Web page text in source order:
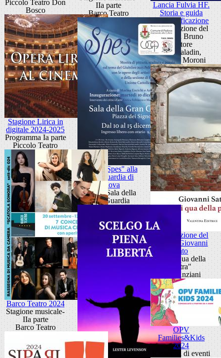
IIa parte
Barco Teatro
Piccolo Teatro Don
Bosco
Lancia Fulvia HF.
Storia e guida
all’identificazione
Presentazione del
libro di Bruno
Vettore
Sala Paladin,
Palazzo Moroni
Stagione Lirica in
digitale 2024-2025
Programma Ia parte
Piccolo Teatro
Mostra "Spes" alla
Gran Guardia di
Padova
Padova-Sala della
Gran Guardia
Presentazione del
libro di Giovanni
Sato
"Al di qua della
pietra"
Sala Anziani
Barco Teatro 2024
Stagione musicale-
IIa parte
Barco Teatro
OPV
Families&Kids
2024
Rassegna di eventi